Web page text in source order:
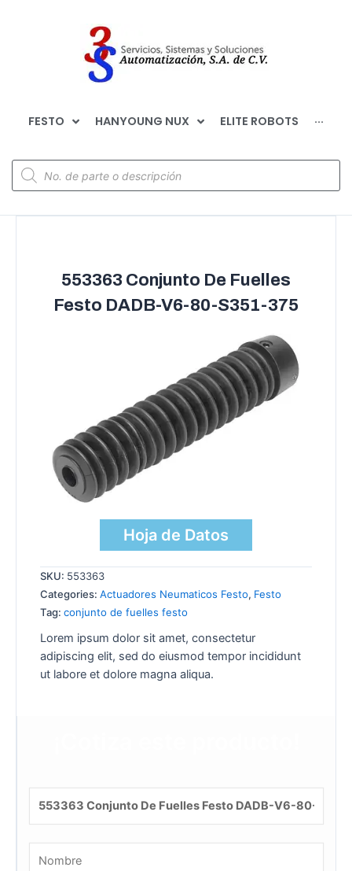
FESTO HANYOUNG NUX ELITE ROBOTS ···
553363 Conjunto De Fuelles
Festo DADB-V6-80-S351-375
Hoja de Datos
SKU: 553363
Categories: Actuadores Neumaticos Festo, Festo
Tag: conjunto de fuelles festo
Lorem ipsum dolor sit amet, consectetur
adipiscing elit, sed do eiusmod tempor incididunt
ut labore et dolore magna aliqua.